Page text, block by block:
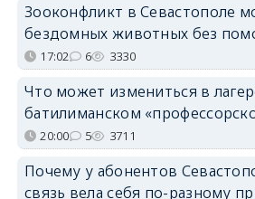
Зооконфликт в Севастополе
бездомных животных без
17:02 6 3330
Что может измениться в
батилиманском
20:00 5 3711
Почему у абонентов
связь вела себя по-разному